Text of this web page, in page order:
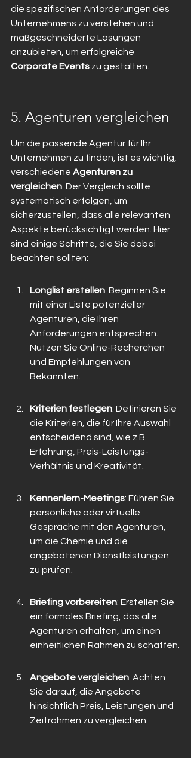
die spezifischen Anforderungen des
Unternehmens zu verstehen und
maßgeschneiderte Lösungen
anzubieten, um erfolgreiche
Corporate Events zu gestalten.
5. Agenturen vergleichen
Um die passende Agentur für Ihr
Unternehmen zu finden, ist es wichtig,
verschiedene Agenturen zu
vergleichen . Der Vergleich sollte
systematisch erfolgen, um
sicherzustellen, dass alle relevanten
Aspekte berücksichtigt werden. Hier
sind einige Schritte, die Sie dabei
beachten sollten:
Longlist erstellen: Beginnen Sie
mit einer Liste potenzieller
Agenturen, die Ihren
Anforderungen entsprechen.
Nutzen Sie Online-Recherchen
und Empfehlungen von
Bekannten.
Kriterien festlegen: Definieren Sie
die Kriterien, die für Ihre Auswahl
entscheidend sind, wie z.B.
Erfahrung, Preis-Leistungs-
Verhältnis und Kreativität.
Kennenlern-Meetings: Führen Sie
persönliche oder virtuelle
Gespräche mit den Agenturen,
um die Chemie und die
angebotenen Dienstleistungen
zu prüfen.
Briefing vorbereiten: Erstellen Sie
ein formales Briefing, das alle
Agenturen erhalten, um einen
einheitlichen Rahmen zu schaffen.
Angebote vergleichen: Achten
Sie darauf, die Angebote
hinsichtlich Preis, Leistungen und
Zeitrahmen zu vergleichen.